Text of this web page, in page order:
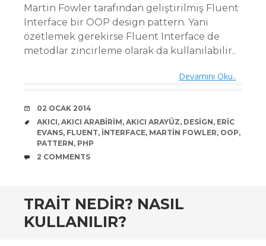
Martin Fowler tarafından geliştirilmiş Fluent
Interface bir OOP design pattern. Yani
özetlemek gerekirse Fluent Interface de
metodlar zincirleme olarak da kullanılabilir..
Devamını Oku..
DATE
02 OCAK 2014
TAGS
AKICI, AKICI ARABIRIM, AKICI ARAYÜZ, DESIGN, ERIC
EVANS, FLUENT, INTERFACE, MARTIN FOWLER, OOP,
PATTERN, PHP
COMMENTS
2 COMMENTS
TRAIT NEDIR? NASIL
KULLANILIR?